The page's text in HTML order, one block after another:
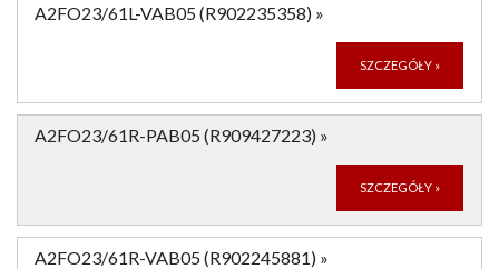
A2FO23/61L-VAB05 (R902235358) »
SZCZEGÓŁY »
A2FO23/61R-PAB05 (R909427223) »
SZCZEGÓŁY »
A2FO23/61R-VAB05 (R902245881) »